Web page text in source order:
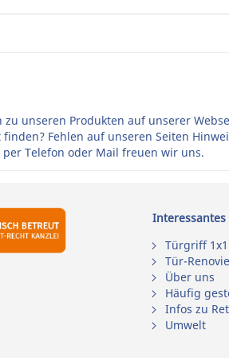
zu unseren Produkten auf unserer
Fehlen auf unseren Seiten
Telefon oder Mail freuen wir uns.
Interessantes
Türgriff 1x1
Tür-
Über uns
Häufig
Infos zu
Umwelt